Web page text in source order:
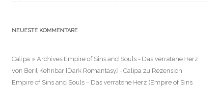
NEUESTE KOMMENTARE
Calipa » Archives Empire of Sins and Souls - Das verratene Herz
von Beril Kehribar [Dark Romantasy] - Calipa zu Rezension
Empire of Sins and Souls – Das verratene Herz (Empire of Sins